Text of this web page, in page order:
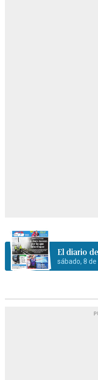
El diario
sábado, 8